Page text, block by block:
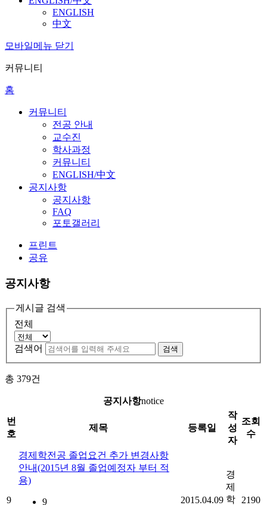
ENGLISH
中文
모바일메뉴 닫기
커뮤니티
홈
커뮤니티
전공 안내
교수진
학사과정
커뮤니티
ENGLISH/中文
공지사항
공지사항
FAQ
포토갤러리
프린트
공유
공지사항
게시글 검색
전체
검색어 검색
총 379건
공지사항notice
번
호
제목 등록일
작
성
자
조회
수
9
경제학전공 졸업요건 추가 변경사항
안내(2015년 8월 졸업예정자 부터 적
용)
9 2015.04.09
경
제
학
2190